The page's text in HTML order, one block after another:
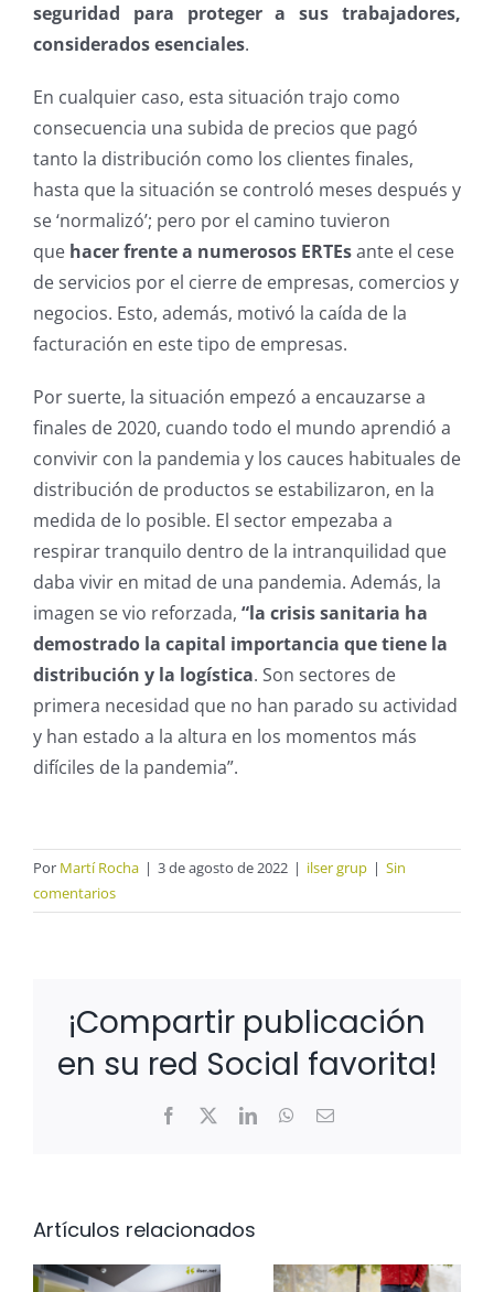
seguridad para proteger a sus trabajadores,
considerados esenciales.
En cualquier caso, esta situación trajo como
consecuencia una subida de precios que pagó
tanto la distribución como los clientes finales,
hasta que la situación se controló meses después y
se ‘normalizó’; pero por el camino tuvieron
que hacer frente a numerosos ERTEsante el cese
de servicios por el cierre de empresas, comercios y
negocios. Esto, además, motivó la caída de la
facturación en este tipo de empresas.
Por suerte, la situación empezó a encauzarse a
finales de 2020, cuando todo el mundo aprendió a
convivir con la pandemia y los cauces habituales de
distribución de productos se estabilizaron, en la
medida de lo posible. El sector empezaba a
respirar tranquilo dentro de la intranquilidad que
daba vivir en mitad de una pandemia. Además, la
imagen se vio reforzada, “la crisis sanitaria ha
demostrado la capital importancia que tiene la
distribución y la logística. Son sectores de
primera necesidad que no han parado su actividad
y han estado a la altura en los momentos más
difíciles de la pandemia”.
Por Martí Rocha | 3 de agosto de 2022 | ilser grup | Sin
comentarios
¡Compartir publicación
en su red Social favorita!
Facebook LinkedInWhatsApp
Correo
Artículos relacionados